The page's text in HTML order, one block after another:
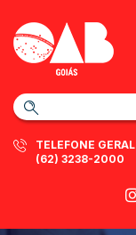
TELEFONE GERAL
(62) 3238-2000